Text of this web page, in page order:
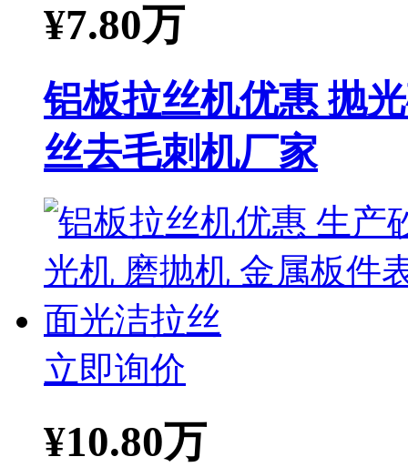
¥7.80万
铝板拉丝机优惠 抛
丝去毛刺机厂家
立即询价
¥10.80万